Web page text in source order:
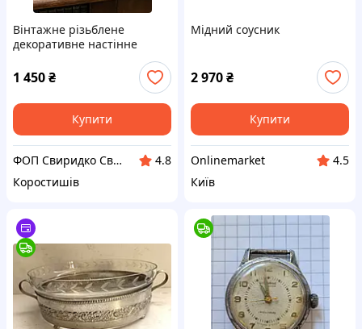
Вінтажне різьблене
декоративне настінне
сафарі», дерево, Ø 35 см
1 450₴
Купити
ФОП Свиридко Світлана Василівна (АртСтоун)
4.8
Коростишів
Мідний соусник
2 970₴
Купити
Onlinemarket
4.5
Київ